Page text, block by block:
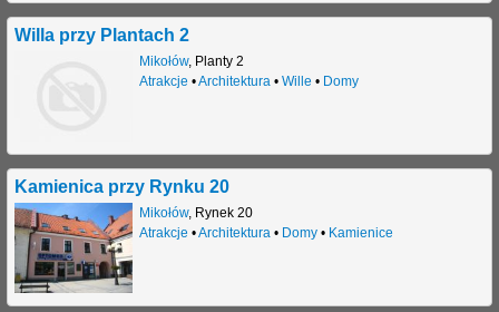
Willa przy Plantach 2
Mikołów, Planty 2
Atrakcje •Architektura • Wille • Domy
Kamienica przy Rynku 20
Mikołów, Rynek 20
Atrakcje •Architektura • Domy• Kamienice